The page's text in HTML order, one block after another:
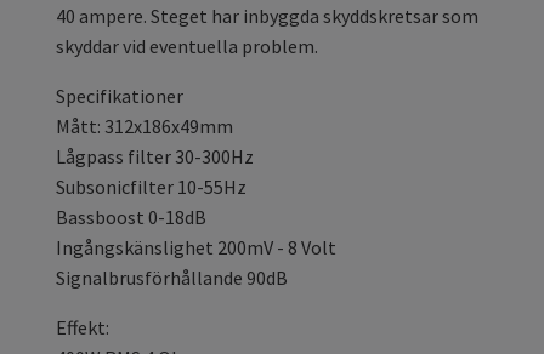
40 ampere. Steget har inbyggda skyddskretsar som
skyddar vid eventuella problem.
Specifikationer
Mått: 312x186x49mm
Lågpass filter 30-300Hz
Subsonicfilter 10-55Hz
Bassboost 0-18dB
Ingångskänslighet 200mV - 8 Volt
Signalbrusförhållande 90dB
Effekt: